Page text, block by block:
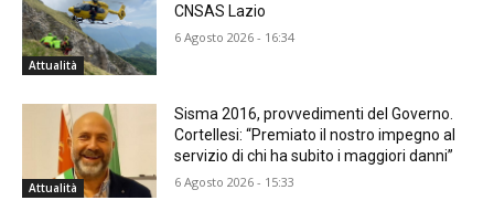
Attualità
CNSAS Lazio
6 Agosto 2026 - 16:34
Attualità
Sisma 2016, provvedimenti del Governo.
Cortellesi: “Premiato il nostro impegno al
servizio di chi ha subito i maggiori danni”
6 Agosto 2026 - 15:33